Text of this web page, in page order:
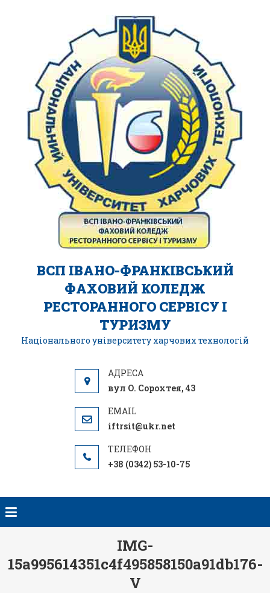
ВСП ІВАНО-ФРАНКІВСЬКИЙ
ФАХОВИЙ КОЛЕДЖ
РЕСТОРАННОГО СЕРВІСУ І
ТУРИЗМУ
Національного університету харчових технологій
вул О. Сорохтея, 43
iftrsit@ukr.net
+38 (0342) 53-10-75
IMG-
15a995614351c4f495858150a91db176-
V